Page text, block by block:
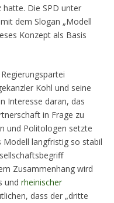
Die SPD unter
dem Slogan „Modell
Konzept als Basis
Kohl und seine
Interesse daran, das
in Frage zu
und Politologen setzte
Modell langfristig so stabil
Zusammenhang wird
und rheinischer
dass der „dritte